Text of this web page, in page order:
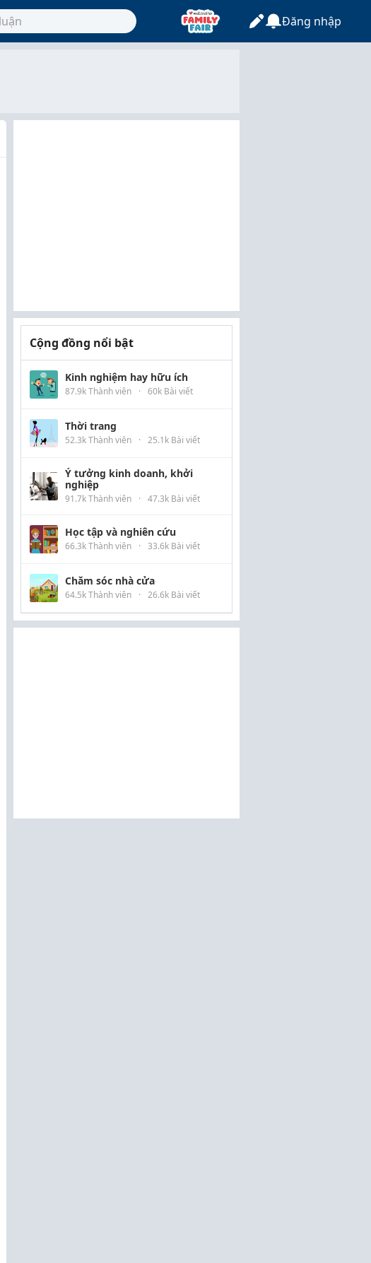
Đăng nhập
Cộng đồng nổi bật
Kinh nghiệm hay hữu ích
87.9k Thành viên · 60k Bài viết
Thời trang
52.3k Thành viên · 25.1k Bài viết
Ý tưởng kinh doanh, khởi
nghiệp
91.7k Thành viên · 47.3k Bài viết
Học tập và nghiên cứu
66.3k Thành viên · 33.6k Bài viết
Chăm sóc nhà cửa
64.5k Thành viên · 26.6k Bài viết